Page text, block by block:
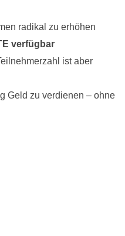
radikal zu erhöhen
verfügbar
ist aber
Geld zu verdienen – ohne